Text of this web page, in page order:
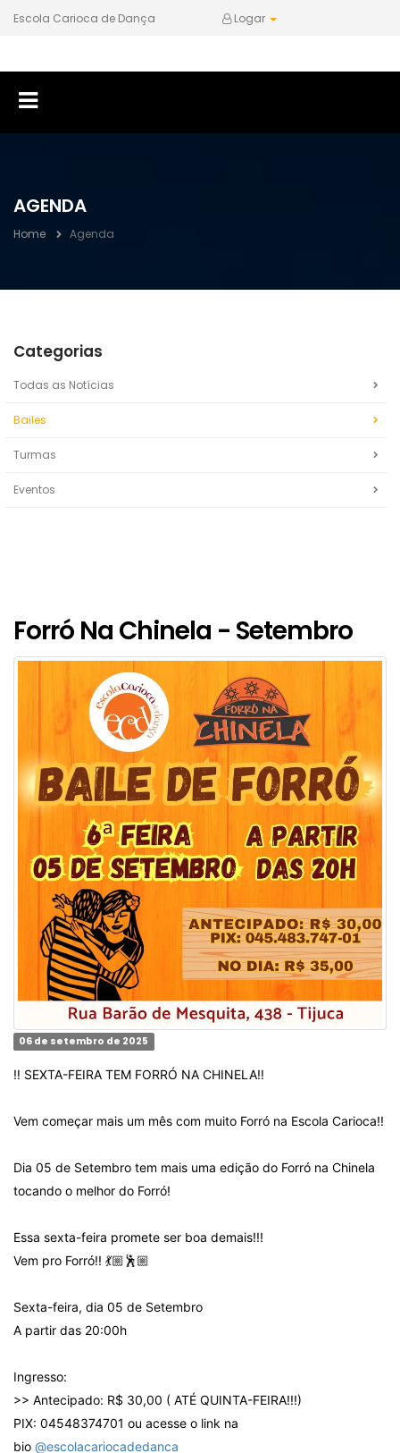
Escola Carioca de Dança Logar
AGENDA
Home Agenda
Categorias
Todas as Notícias
Bailes
Turmas
Eventos
Forró Na Chinela - Setembro
06 de setembro de 2025
‼️ SEXTA-FEIRA TEM FORRÓ NA CHINELA‼️
Vem começar mais um mês com muito Forró na Escola Carioca!!
Dia 05 de Setembro tem mais uma edição do Forró na Chinela
tocando o melhor do Forró!
Essa sexta-feira promete ser boa demais!!!
Vem pro Forró!! 💃🏼🕺🏼
Sexta-feira, dia 05 de Setembro
A partir das 20:00h
Ingresso:
>> Antecipado: R$ 30,00 ( ATÉ QUINTA-FEIRA!!!)
PIX: 04548374701 ou acesse o link na
bio @escolacariocadedanca